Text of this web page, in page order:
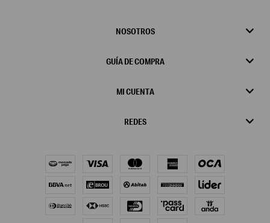
NOSOTROS
GUÍA DE COMPRA
MI CUENTA
REDES